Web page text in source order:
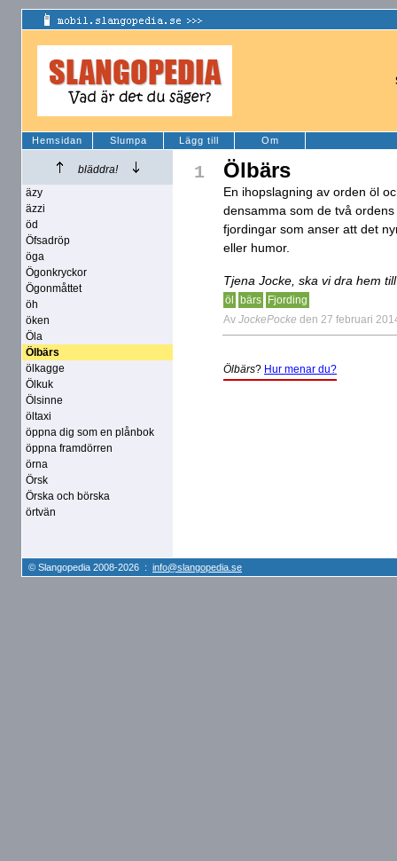
Hemsidan Slumpa Lägg till Om
bläddra!
äzy
äzzi
öd
Öfsadröp
öga
Ögonkryckor
Ögonmåttet
öh
öken
Öla
Ölbärs
ölkagge
Ölkuk
Ölsinne
öltaxi
öppna dig som en plånbok
öppna framdörren
örna
Örsk
Örska och börska
örtvän
1 Ölbärs
En ihopslagning av orden öl
densamma som de två
fjordingar som anser att det
eller humor.
Tjena Jocke, ska vi dra hem
öl bärs
Fjording
Av JockePocke den 27 februari
Ölbärs? Hur menar du?
© Slangopedia 2008-2026 : info@slangopedia.se